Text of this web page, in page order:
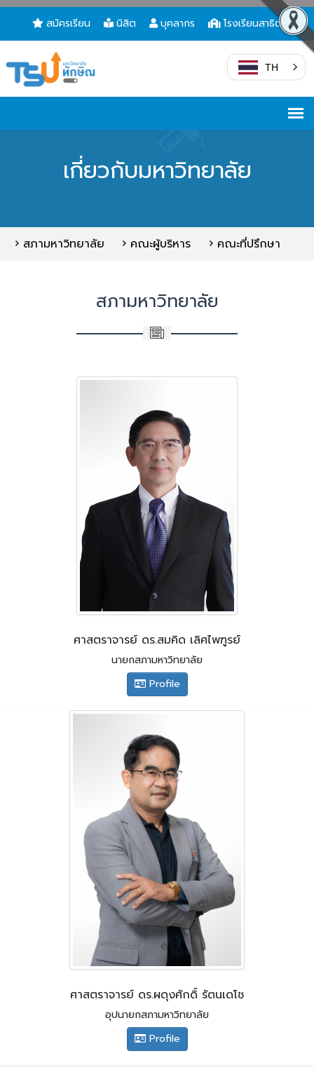
สมัครเรียน นิสิต บุคลากร โรงเรียนสาธิต
TH
เกี่ยวกับมหาวิทยาลัย
สภามหาวิทยาลัย คณะผู้บริหาร คณะที่ปรึกษา
สภามหาวิทยาลัย
ศาสตราจารย์ ดร.สมคิด เลิศไพฑูรย์
นายกสภามหาวิทยาลัย
Profile
ศาสตราจารย์ ดร.ผดุงศักดิ์ รัตนเดโช
อุปนายกสภามหาวิทยาลัย
Profile